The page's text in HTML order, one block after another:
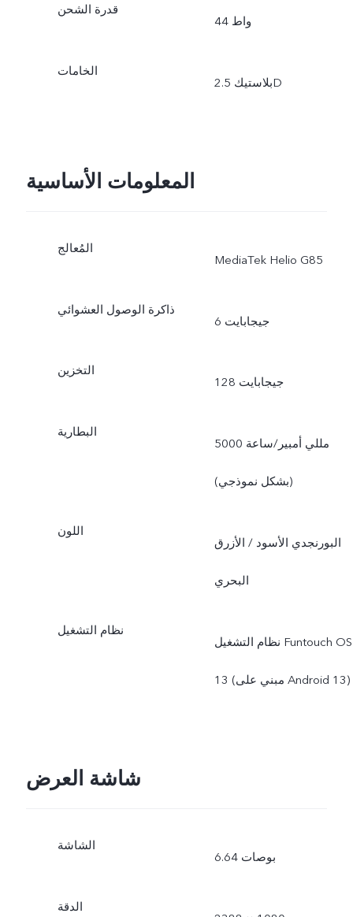
قدرة الشحن
44 واط
الخامات
بلاستيك 2.5D
المعلومات الأساسية
المُعالج
MediaTek Helio G85
ذاكرة الوصول العشوائي
6 جيجابايت
التخزين
128 جيجابايت
البطارية
5000 مللي أمبير/ساعة
(بشكل نموذجي)
اللون
البورنجدي الأسود / الأزرق
البحري
نظام التشغيل
نظام التشغيل Funtouch OS
13 (مبني على Android 13)
شاشة العرض
الشاشة
6.64 بوصات
الدقة